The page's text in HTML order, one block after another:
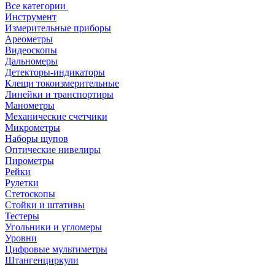
Все категории
Инструмент
Измерительные приборы
Ареометры
Видеоскопы
Дальномеры
Детекторы-индикаторы
Клещи токоизмерительные
Линейки и транспортиры
Манометры
Механические счетчики
Микрометры
Наборы щупов
Оптические нивелиры
Пирометры
Рейки
Рулетки
Стетоскопы
Стойки и штативы
Тестеры
Угольники и угломеры
Уровни
Цифровые мультиметры
Штангенциркули